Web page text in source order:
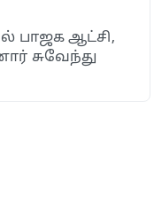
பாஜக ஆட்சி,
சுவேந்து